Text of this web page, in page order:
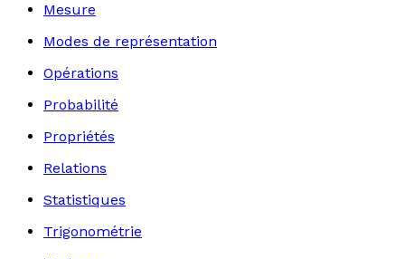
Mesure
Modes de représentation
Opérations
Probabilité
Propriétés
Relations
Statistiques
Trigonométrie